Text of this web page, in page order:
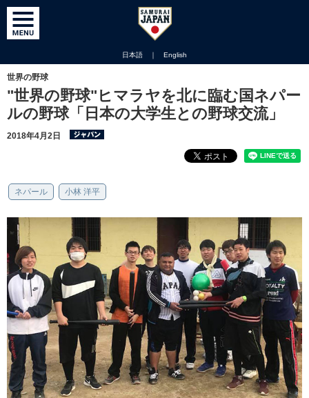
日本語 ｜ English
世界の野球
"世界の野球"ヒマラヤを北に臨む国ネパー
ルの野球「日本の大学生との野球交流」
2018年4月2日
ネパール 小林 洋平